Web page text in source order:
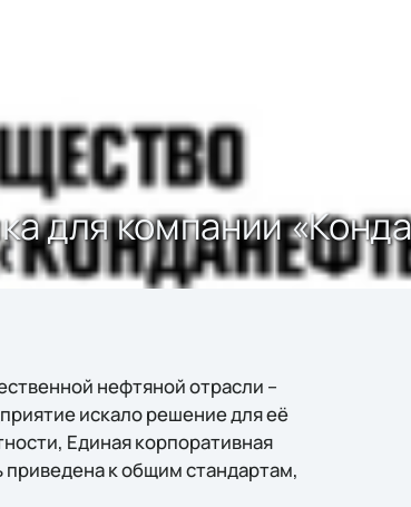
для компании
нефтяной отрасли –
искало решение для её
Единая корпоративная
к общим стандартам,